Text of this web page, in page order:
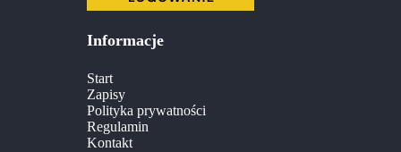
Informacje
Start
Zapisy
Polityka prywatności
Regulamin
Kontakt